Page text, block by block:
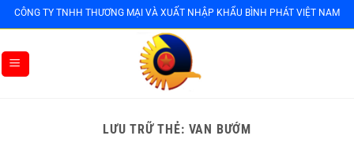
qua
nội
dung
CÔNG TY TNHH THƯƠNG MẠI VÀ XUẤT NHẬP KHẨU BÌNH PHÁT VIỆT NAM
LƯU TRỮ THẺ: VAN BƯỚM